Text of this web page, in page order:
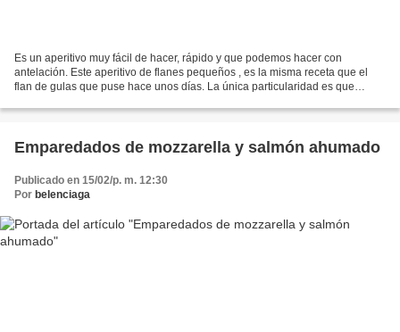
Es un aperitivo muy fácil de hacer, rápido y que podemos hacer con
antelación. Este aperitivo de flanes pequeños , es la misma receta que el
flan de gulas que puse hace unos días. La única particularidad es que
Emparedados de mozzarella y salmón ahumado
Publicado en 15/02/p. m. 12:30
Por belenciaga